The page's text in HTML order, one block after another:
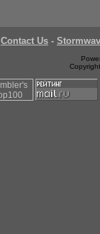
Contact Us -